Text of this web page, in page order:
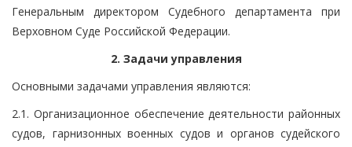
Генеральным директором Судебного департамента при
Верховном Суде Российской Федерации.
2. Задачи управления
Основными задачами управления являются:
2.1. Организационное обеспечение деятельности районных
судов, гарнизонных военных судов и органов судейского